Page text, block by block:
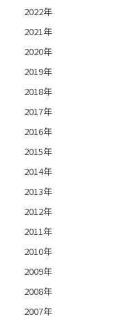
2022年
2021年
2020年
2019年
2018年
2017年
2016年
2015年
2014年
2013年
2012年
2011年
2010年
2009年
2008年
2007年